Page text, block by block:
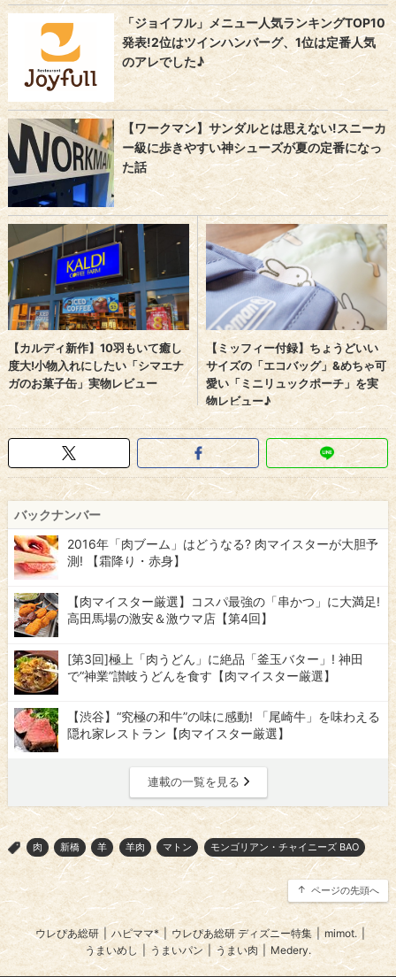
バックナンバー
2016年「肉ブーム」はどうなる? 肉マイスターが大胆予
測! 【霜降り・赤身】
【肉マイスター厳選】コスパ最強の「串かつ」に大満足!
高田馬場の激安＆激ウマ店【第4回】
[第3回]極上「肉うどん」に絶品「釜玉バター」! 神田
で“神業”讃岐うどんを食す【肉マイスター厳選】
【渋谷】“究極の和牛”の味に感動! 「尾崎牛」を味わえる
隠れ家レストラン【肉マイスター厳選】
連載の一覧を見る
> 肉 新橋 羊 羊肉 マトン モンゴリアン・チャイニーズ BAO
ページの先頭へ
ウレぴあ総研 ハピママ* | ウレぴあ総研 ディズニー特集 | mimot.
うまいめし
| うまいパン うまい肉 Medery.